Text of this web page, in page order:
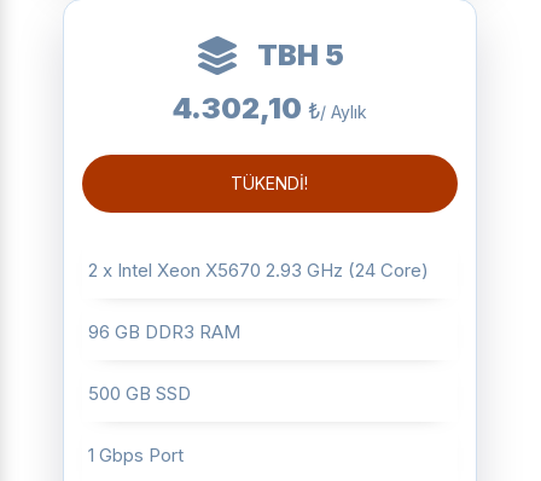
TBH 5
4.302,10 ₺/ Aylık
TÜKENDİ!
2 x Intel Xeon X5670 2.93 GHz (24 Core)
96 GB DDR3 RAM
500 GB SSD
1 Gbps Port